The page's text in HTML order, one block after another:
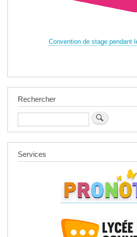
Convention de stage pendant
Rechercher
Services